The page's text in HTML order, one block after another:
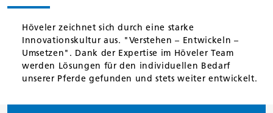
Höveler zeichnet sich durch eine starke
Innovationskultur aus. "Verstehen – Entwickeln –
Umsetzen". Dank der Expertise im Höveler Team
werden Lösungen für den individuellen Bedarf
unserer Pferde gefunden und stets weiter entwickelt.